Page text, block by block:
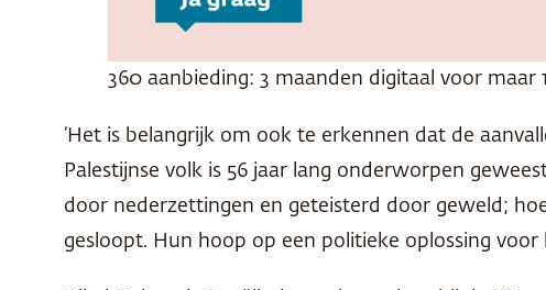
360 aanbieding: 3 maanden digitaal voor maar
‘Het is belangrijk om ook te erkennen dat de
Palestijnse volk is 56 jaar lang onderworpen
door nederzettingen en geteisterd door geweld;
gesloopt. Hun hoop op een politieke oplossing voor